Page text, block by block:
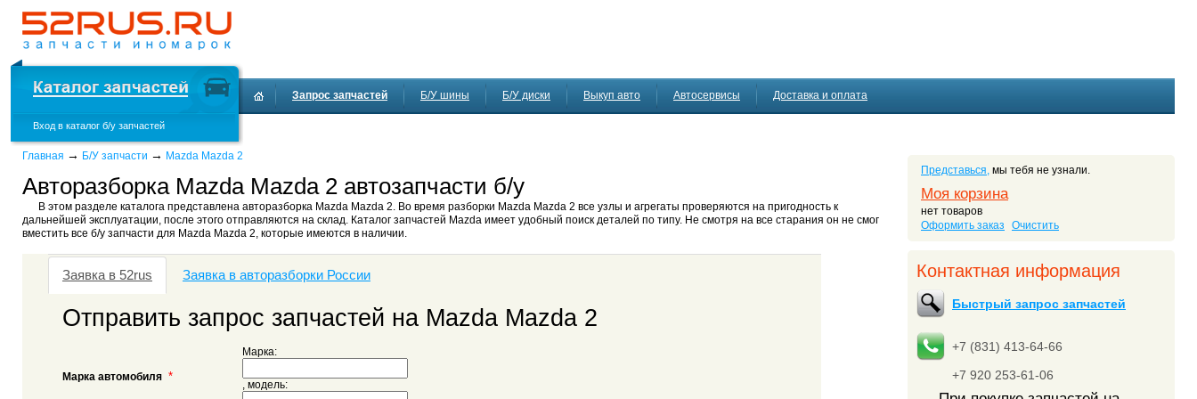
Вход в каталог б/у запчастей
Запрос запчастей Б/У шины Б/У диски Выкуп авто Автосервисы Доставка и оплата
Представься, мы тебя не узнали.
Моя корзина
нет товаров
Оформить заказ
Очистить
Контактная информация
Быстрый запрос запчастей
+7 (831) 413-64-66
+7 920 253-61-06
Главная → Б/У запчасти → Mazda Mazda 2
Авторазборка Mazda Mazda 2 автозапчасти б/у
В этом разделе каталога представлена авторазборка Mazda Mazda 2. Во время разборки Mazda Mazda 2 все узлы и агрегаты проверяются на пригодность к
дальнейшей эксплуатации, после этого отправляются на склад. Каталог запчастей Mazda имеет удобный поиск деталей по типу. Не смотря на все старания он не смог
вместить все б/у запчасти для Mazda Mazda 2, которые имеются в наличии.
Заявка в 52rus Заявка в авторазборки России
Отправить запрос запчастей на Mazda Mazda 2
Марка автомобиля *
Марка:
, модель: